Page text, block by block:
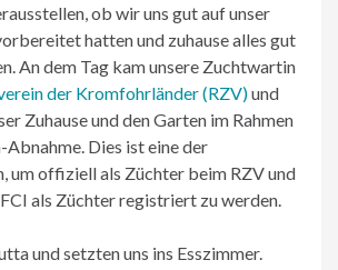
ob wir uns gut auf unser
hatten und zuhause alles gut
An dem Tag kam unsere Zuchtwartin
der Kromfohrländer (RZV)und
Zuhause und den Garten im Rahmen
Dies ist eine der
um offiziell als Züchter beim RZV und
als Züchter registriert zu werden.
und setzten uns ins Esszimmer.